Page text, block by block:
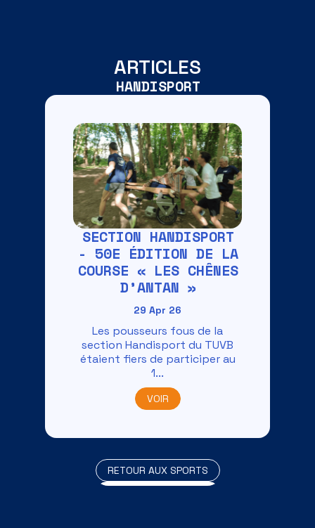
ARTICLES
HANDISPORT
SECTION HANDISPORT
- 50E ÉDITION DE LA
COURSE « LES CHÊNES
D’ANTAN »
29 Apr 26
Les pousseurs fous de la
section Handisport du TUVB
étaient fiers de participer au
1...
VOIR
RETOUR AUX SPORTS